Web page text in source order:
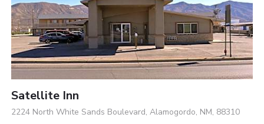
Satellite Inn
2224 North White Sands Boulevard, Alamogordo, NM, 88310